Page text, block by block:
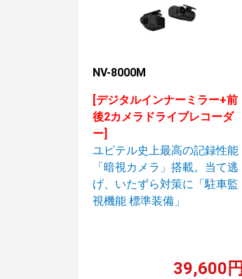
NV-8000M
[デジタルインナーミラー+前
後2カメラドライブレコーダ
ー]
ユピテル史上最高の記録性能
「暗視カメラ」搭載。当て逃
げ、いたずら対策に「駐車監
視機能 標準装備」
39,600円